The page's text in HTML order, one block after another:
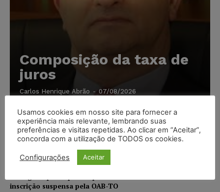
Composição da taxa de
juros
Carlos Henrique Abrão - 07/08/2026
Meta é alvo de denúncia após anúncios com conteúdo
sexual infantil gerado por IA circularem em suas
plataformas
NOTÍCIAS 07/08/2026
inscrição suspensa pela OAB-TO
Usamos cookies em nosso site para fornecer a
experiência mais relevante, lembrando suas
preferências e visitas repetidas. Ao clicar em “Aceitar”,
concorda com a utilização de TODOS os cookies.
Configurações Aceitar